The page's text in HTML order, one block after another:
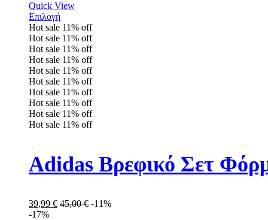
Quick View
Επιλογή
Hot sale 11% off
Hot sale 11% off
Hot sale 11% off
Hot sale 11% off
Hot sale 11% off
Hot sale 11% off
Hot sale 11% off
Hot sale 11% off
Hot sale 11% off
Hot sale 11% off
Adidas Βρεφικό Σετ
39,99 € 45,00€ -11%
-17%